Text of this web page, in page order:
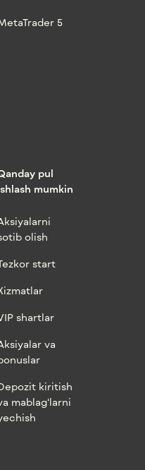
5
pul
mumkin
olish
start
shartlar
va
kiritish
mablag‘larni